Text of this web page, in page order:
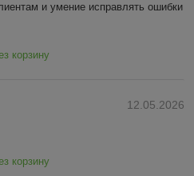
и умение исправлять ошибки
корзину
12.05.2026
корзину